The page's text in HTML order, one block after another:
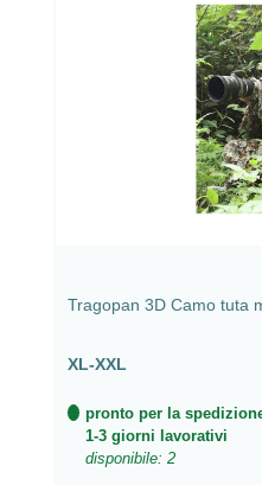
Tragopan 3D Camo tuta
XL-XXL
pronto per la
1-3 giorni lavorativi
disponibile: 2